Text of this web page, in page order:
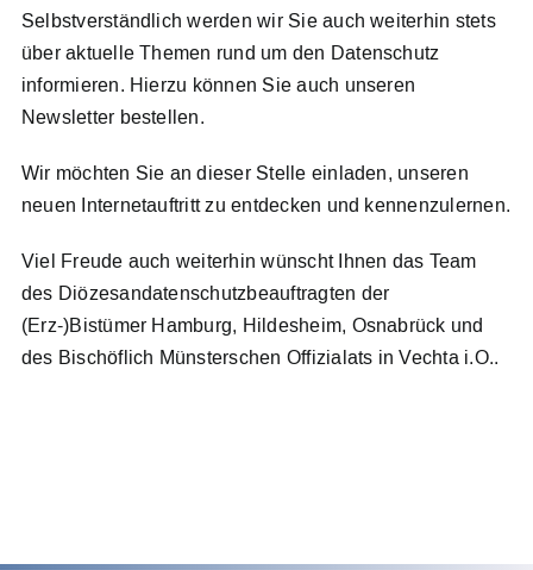
Selbstverständlich werden wir Sie auch weiterhin stets
über aktuelle Themen rund um den Datenschutz
informieren. Hierzu können Sie auch unseren
Newsletter bestellen.
Wir möchten Sie an dieser Stelle einladen, unseren
neuen Internetauftritt zu entdecken und kennenzulernen.
Viel Freude auch weiterhin wünscht Ihnen das Team
des Diözesandatenschutzbeauftragten der
(Erz-)Bistümer Hamburg, Hildesheim, Osnabrück und
des Bischöflich Münsterschen Offizialats in Vechta i.O..